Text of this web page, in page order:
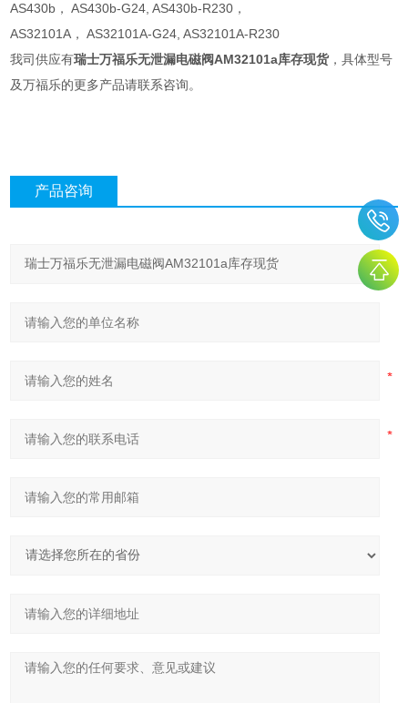
AS430b， AS430b-G24, AS430b-R230，
AS32101A， AS32101A-G24, AS32101A-R230
我司供应有瑞士万福乐无泄漏电磁阀AM32101a库存现货，具体型号
及万福乐的更多产品请联系咨询。
产品咨询